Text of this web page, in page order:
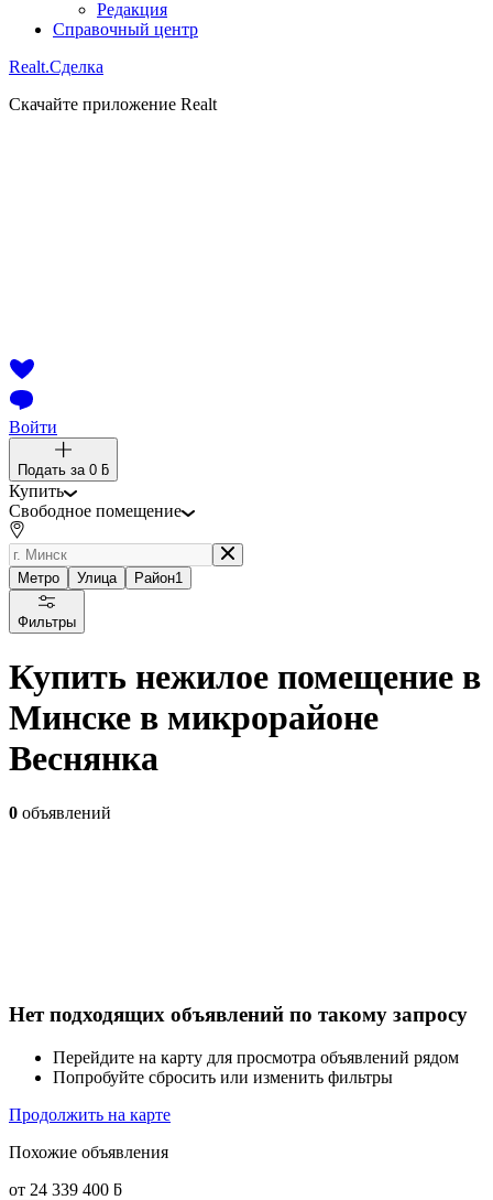
Редакция
Справочный центр
Realt.Сделка
Скачайте приложение Realt
Войти
Подать за 0 ƃ
Купить
Свободное помещение
Метро Улица Район1
Фильтры
Купить нежилое помещение в
Минске в микрорайоне
Веснянка
0 объявлений
Нет подходящих объявлений по такому запросу
Перейдите на карту для просмотра объявлений рядом
Попробуйте сбросить или изменить фильтры
Продолжить на карте
Похожие объявления
от 24 339 400 ƃ